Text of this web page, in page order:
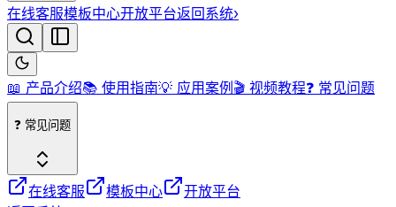
在线客服模板中心开放平台返回系统›
📖 产品介绍📚 使用指南💡 应用案例 🎬 视频教程❓ 常见问题
❓ 常见问题
在线客服 模板中心
开放平台